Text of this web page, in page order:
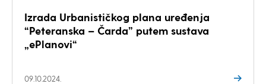
Izrada Urbanističkog plana uređenja
“Peteranska – Čarda” putem sustava
„ePlanovi“
09.10.2024.